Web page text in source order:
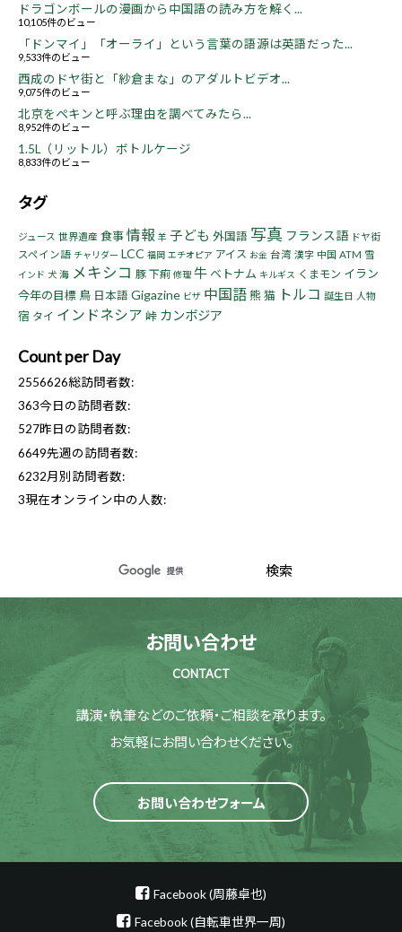
ドラゴンボールの漫画から中国語の読み方を解く...
10,105件のビュー
「ドンマイ」「オーライ」という言葉の語源は英語だった...
9,533件のビュー
西成のドヤ街と「紗倉まな」のアダルトビデオ...
9,075件のビュー
北京をペキンと呼ぶ理由を調べてみたら...
8,952件のビュー
1.5L（リットル）ボトルケージ
8,833件のビュー
タグ
ジュース 世界遺産 食事情報 羊 子ども 外国語 写真 フランス語 ドヤ街
スペイン語 チャリダー LCC 福岡 エチオピア アイス お金 台湾 漢字 中国 ATM 雪
インド 犬 海 メキシコ 豚 下痢 修理 牛 ベトナム キルギス くまモン イラン
今年の目標 鳥 日本語 Gigazine ビザ 中国語熊猫 トルコ 誕生日 人物
宿 タイ インドネシア 峠 カンボジア
Count per Day
2556626総訪問者数:
363今日の訪問者数:
527昨日の訪問者数:
6649先週の訪問者数:
6232月別訪問者数:
3現在オンライン中の人数:
お問い合わせ
CONTACT
講演・執筆などのご依頼・ご相談を承ります。
お気軽にお問い合わせください。
お問い合わせフォーム
Facebook (周藤卓也)
Facebook (自転車世界一周)